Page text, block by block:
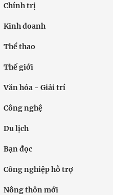
Chính trị
Kinh doanh
Thể thao
Thế giới
Văn hóa - Giải trí
Công nghệ
Du lịch
Bạn đọc
Công nghiệp hỗ trợ
Nông thôn mới